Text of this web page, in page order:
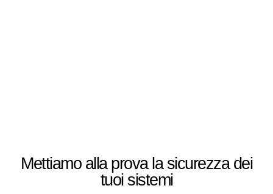
Mettiamo alla prova la sicurezza dei
tuoi sistemi